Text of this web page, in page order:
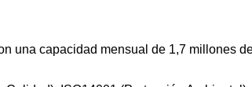
una capacidad mensual de 1,7 millones